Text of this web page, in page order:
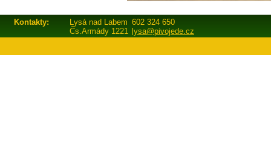
Kontakty: Lysá nad Labem 602 324 650
Čs.Armády 1221 lysa@pivojede.cz